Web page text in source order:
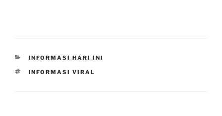
CATEGORIES
INFORMASI HARI INI
TAGS
INFORMASI VIRAL